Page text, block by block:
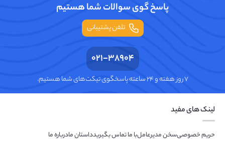
پاسخ گوی سوالات شما هستیم
تلفن پشتیبانی
021-38904
۷ روز هفته و ۲۴ ساعته پاسخگوی تیکت‌های شما هستیم.
لینک های مفید
حریم خصوصیسخن مدیرعاملبا ما تماس بگیریدداستان مادرباره ما